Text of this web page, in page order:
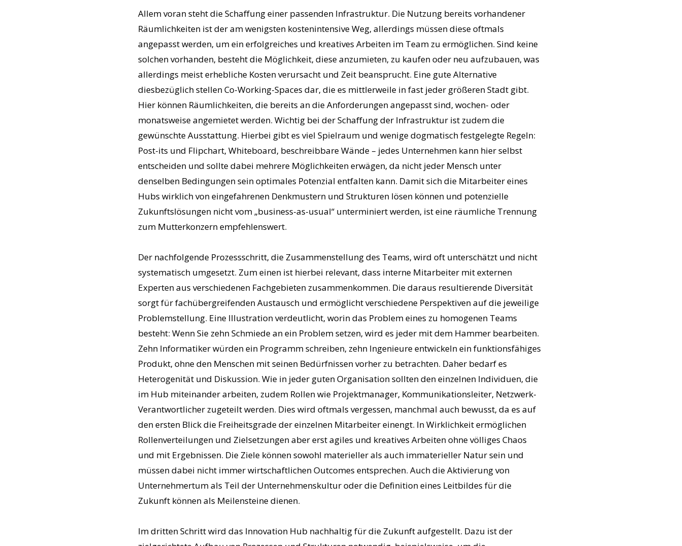
Allem voran steht die Schaffung einer passenden Infrastruktur. Die Nutzung bereits vorhandener
Räumlichkeiten ist der am wenigsten kostenintensive Weg, allerdings müssen diese oftmals
angepasst werden, um ein erfolgreiches und kreatives Arbeiten im Team zu ermöglichen. Sind keine
solchen vorhanden, besteht die Möglichkeit, diese anzumieten, zu kaufen oder neu aufzubauen, was
allerdings meist erhebliche Kosten verursacht und Zeit beansprucht. Eine gute Alternative
diesbezüglich stellen Co-Working-Spaces dar, die es mittlerweile in fast jeder größeren Stadt gibt.
Hier können Räumlichkeiten, die bereits an die Anforderungen angepasst sind, wochen- oder
monatsweise angemietet werden. Wichtig bei der Schaffung der Infrastruktur ist zudem die
gewünschte Ausstattung. Hierbei gibt es viel Spielraum und wenige dogmatisch festgelegte Regeln:
Post-its und Flipchart, Whiteboard, beschreibbare Wände – jedes Unternehmen kann hier selbst
entscheiden und sollte dabei mehrere Möglichkeiten erwägen, da nicht jeder Mensch unter
denselben Bedingungen sein optimales Potenzial entfalten kann. Damit sich die Mitarbeiter eines
Hubs wirklich von eingefahrenen Denkmustern und Strukturen lösen können und potenzielle
Zukunftslösungen nicht vom „business-as-usual“ unterminiert werden, ist eine räumliche Trennung
zum Mutterkonzern empfehlenswert.
Der nachfolgende Prozessschritt, die Zusammenstellung des Teams, wird oft unterschätzt und nicht
systematisch umgesetzt. Zum einen ist hierbei relevant, dass interne Mitarbeiter mit externen
Experten aus verschiedenen Fachgebieten zusammenkommen. Die daraus resultierende Diversität
sorgt für fachübergreifenden Austausch und ermöglicht verschiedene Perspektiven auf die jeweilige
Problemstellung. Eine Illustration verdeutlicht, worin das Problem eines zu homogenen Teams
besteht: Wenn Sie zehn Schmiede an ein Problem setzen, wird es jeder mit dem Hammer bearbeiten.
Zehn Informatiker würden ein Programm schreiben, zehn Ingenieure entwickeln ein funktionsfähiges
Produkt, ohne den Menschen mit seinen Bedürfnissen vorher zu betrachten. Daher bedarf es
Heterogenität und Diskussion. Wie in jeder guten Organisation sollten den einzelnen Individuen, die
im Hub miteinander arbeiten, zudem Rollen wie Projektmanager, Kommunikationsleiter, Netzwerk-
Verantwortlicher zugeteilt werden. Dies wird oftmals vergessen, manchmal auch bewusst, da es auf
den ersten Blick die Freiheitsgrade der einzelnen Mitarbeiter einengt. In Wirklichkeit ermöglichen
Rollenverteilungen und Zielsetzungen aber erst agiles und kreatives Arbeiten ohne völliges Chaos
und mit Ergebnissen. Die Ziele können sowohl materieller als auch immaterieller Natur sein und
müssen dabei nicht immer wirtschaftlichen Outcomes entsprechen. Auch die Aktivierung von
Unternehmertum als Teil der Unternehmenskultur oder die Definition eines Leitbildes für die
Zukunft können als Meilensteine dienen.
Im dritten Schritt wird das Innovation Hub nachhaltig für die Zukunft aufgestellt. Dazu ist der